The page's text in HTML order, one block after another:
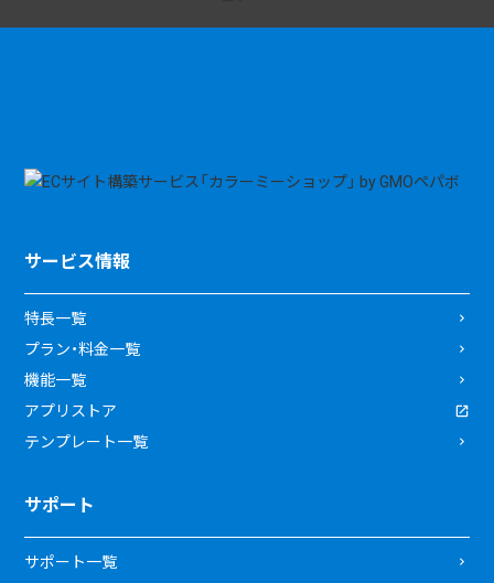
サービス情報
特長一覧
プラン・料金一覧
機能一覧
アプリストア
テンプレート一覧
サポート
サポート一覧